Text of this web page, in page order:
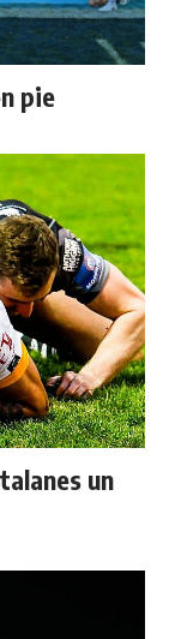
pie
un